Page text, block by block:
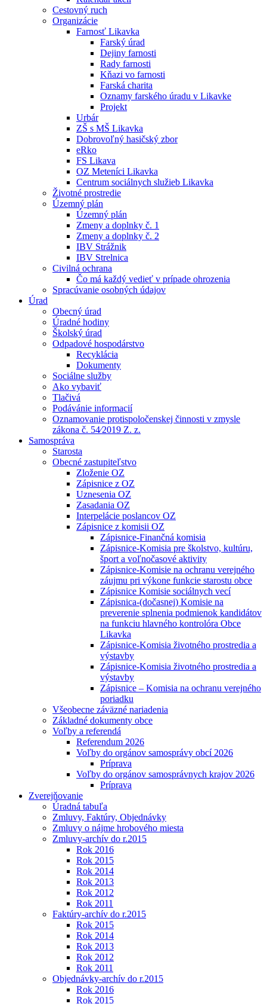
Cestovný ruch
Organizácie
Farnosť Likavka
Farský úrad
Dejiny farnosti
Rady farnosti
Kňazi vo farnosti
Farská charita
Oznamy farského úradu v Likavke
Projekt
Urbár
ZŠ s MŠ Likavka
Dobrovoľný hasičský zbor
eRko
FS Likava
OZ Meteníci Likavka
Centrum sociálnych služieb Likavka
Životné prostredie
Územný plán
Územný plán
Zmeny a doplnky č. 1
Zmeny a doplnky č. 2
IBV Strážnik
IBV Strelnica
Civilná ochrana
Čo má každý vedieť v prípade ohrozenia
Spracúvanie osobných údajov
Úrad
Obecný úrad
Úradné hodiny
Školský úrad
Odpadové hospodárstvo
Recyklácia
Dokumenty
Sociálne služby
Ako vybaviť
Tlačivá
Podávánie informacií
Oznamovanie protispoločenskej činnosti v zmysle
zákona č. 54⁄2019 Z. z.
Samospráva
Starosta
Obecné zastupiteľstvo
Zloženie OZ
Zápisnice z OZ
Uznesenia OZ
Zasadania OZ
Interpelácie poslancov OZ
Zápisnice z komisii OZ
Zápisnice-Finančná komisia
Zápisnice-Komisia pre školstvo, kultúru,
šport a voľnočasové aktivity
Zápisnice-Komisie na ochranu verejného
záujmu pri výkone funkcie starostu obce
Zápisnice Komisie sociálnych vecí
Zápisnica-(dočasnej) Komisie na
preverenie splnenia podmienok kandidátov
na funkciu hlavného kontrolóra Obce
Likavka
Zápisnice-Komisia životného prostredia a
výstavby
Zápisnice-Komisia životného prostredia a
výstavby
Zápisnice – Komisia na ochranu verejného
poriadku
Všeobecne záväzné nariadenia
Základné dokumenty obce
Voľby a referendá
Referendum 2026
Voľby do orgánov samosprávy obcí 2026
Príprava
Voľby do orgánov samosprávnych krajov 2026
Príprava
Zverejňovanie
Úradná tabuľa
Zmluvy, Faktúry, Objednávky
Zmluvy o nájme hrobového miesta
Zmluvy-archív do r.2015
Rok 2016
Rok 2015
Rok 2014
Rok 2013
Rok 2012
Rok 2011
Faktúry-archív do r.2015
Rok 2015
Rok 2014
Rok 2013
Rok 2012
Rok 2011
Objednávky-archív do r.2015
Rok 2016
Rok 2015